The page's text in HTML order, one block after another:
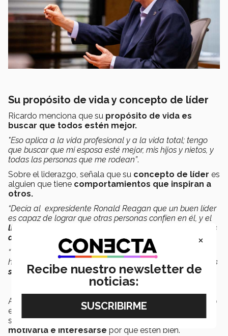
Su propósito de vida y concepto de líder
Ricardo menciona que su propósito de vida es
buscar que todos estén mejor.
"Eso aplica a la vida profesional y a la vida total; tengo
que buscar que mi esposa esté mejor, mis hijos y nietos, y
todas las personas que me rodean”.
Sobre el liderazgo, señala que su concepto de líder es
alguien que tiene comportamientos que inspiran a
otros.
“Decía al expresidente Ronald Reagan que un buen líder
es capaz de lograr que otras personas confíen en él, y el
líder extraordinario logra que los demás sean capaces
de creer en sí mismos.
“Toda mi vida he estado rodeado de gente que, con
humildad, me ayudó a crecer; entonces,
mi aspiración es
ser un líder extraordinario”.
Así, a lo largo de sus facetas en posiciones de liderazgo
en la iniciativa privada o en la educación, señala que su
sello personal ha sido estar con la gente, escucharla,
motivarla e interesarse por que estén bien.
×
Recibe nuestro newsletter de
noticias: